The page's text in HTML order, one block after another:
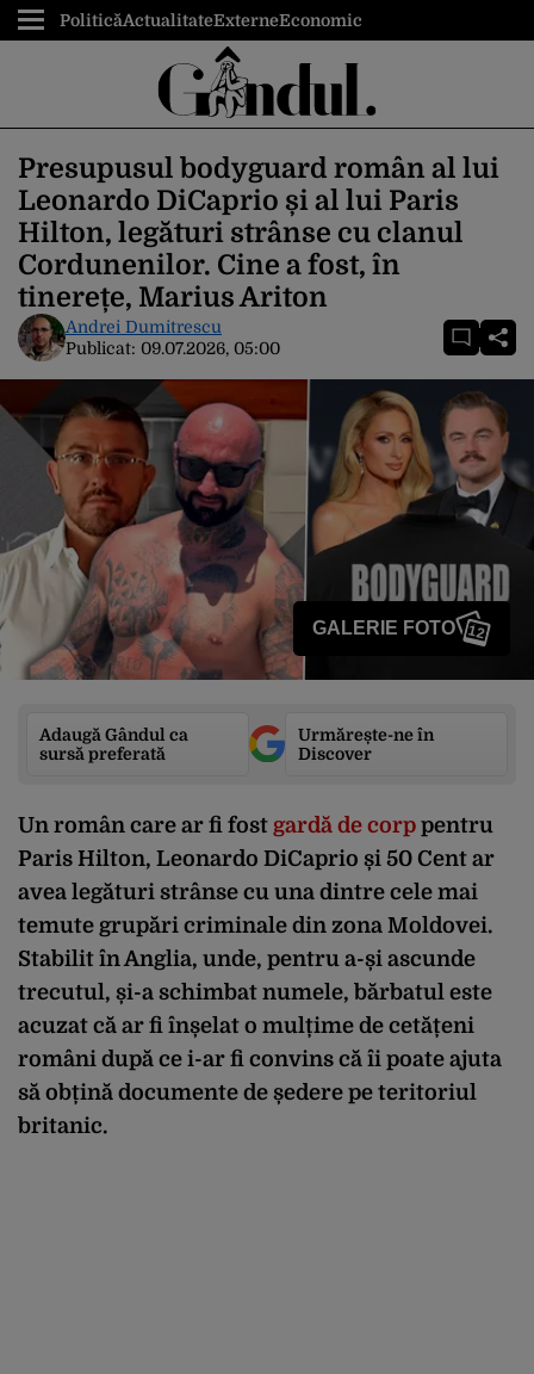
PoliticăActualitateExterneEconomic
Presupusul bodyguard român al lui
Leonardo DiCaprio și al lui Paris
Hilton, legături strânse cu clanul
Cordunenilor. Cine a fost, în
tinerețe, Marius Ariton
Andrei Dumitrescu
Publicat: 09.07.2026, 05:00
GALERIE FOTO 12
Adaugă Gândul ca
sursă preferată
Urmărește-ne în
Discover
Un român care ar fi fost gardă de corp pentru
Paris Hilton, Leonardo DiCaprio și 50 Cent ar
avea legături strânse cu una dintre cele mai
temute grupări criminale din zona Moldovei.
Stabilit în Anglia, unde, pentru a-și ascunde
trecutul, și-a schimbat numele, bărbatul este
acuzat că ar fi înșelat o mulțime de cetățeni
români după ce i-ar fi convins că îi poate ajuta
să obțină documente de ședere pe teritoriul
britanic.